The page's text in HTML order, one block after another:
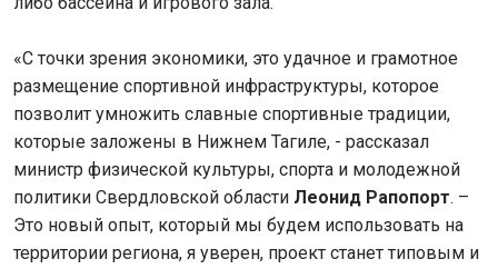
«С точки зрения экономики, это удачное и грамотное
размещение спортивной инфраструктуры, которое
позволит умножить славные спортивные традиции,
которые заложены в Нижнем Тагиле, - рассказал
министр физической культуры, спорта и молодежной
политики Свердловской области Леонид Рапопорт. –
Это новый опыт, который мы будем использовать на
территории региона, я уверен, проект станет типовым и